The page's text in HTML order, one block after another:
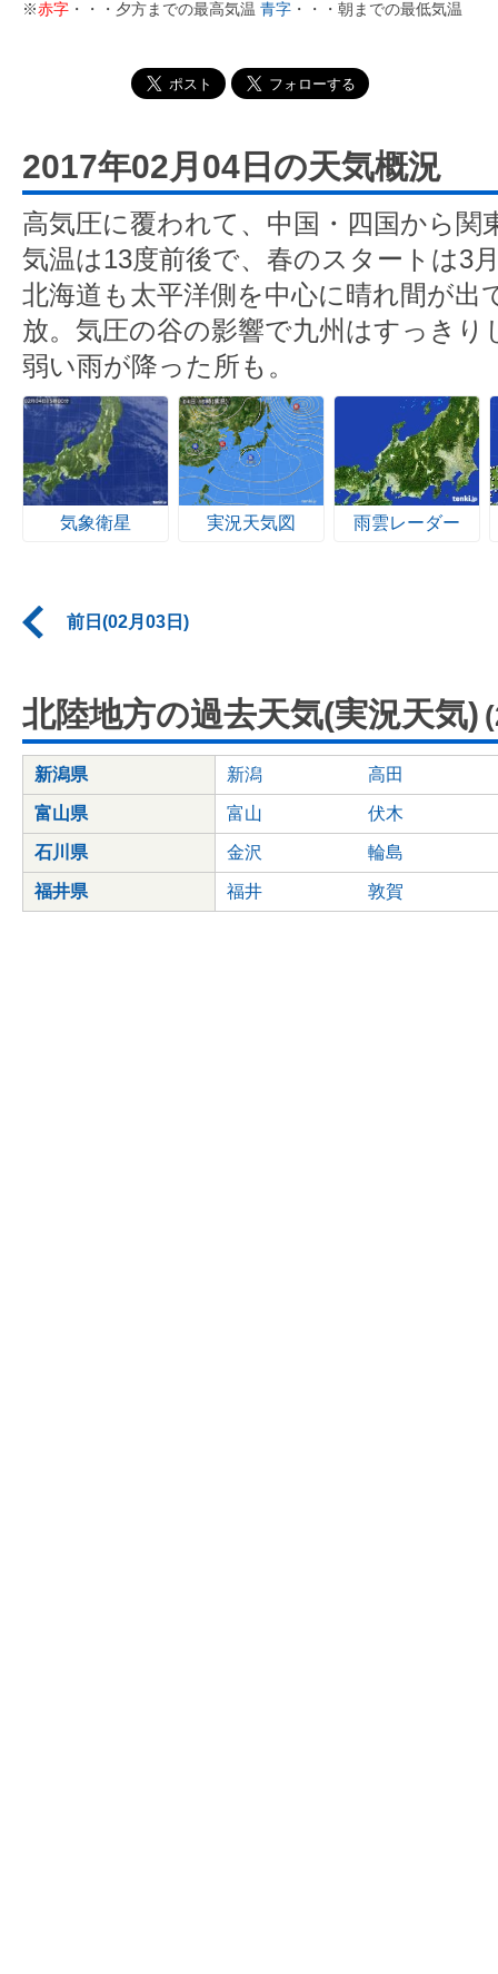
※赤字 ・・・夕方までの最高気温 青字 ・・・朝までの最低気温
2017年02月04日の天気概況
高気圧に覆われて、中国・四国から関
気温は13度前後で、春のスタートは3
北海道も太平洋側を中心に晴れ間が出
放。気圧の谷の影響で九州はすっきり
弱い雨が降った所も。
気象衛星 実況天気図 雨雲レーダー
前日(02月03日)
北陸地方の過去天気(実況天気)
新潟県 新潟 高田
富山県 富山 伏木
石川県 金沢 輪島
福井県 福井 敦賀